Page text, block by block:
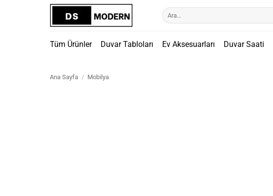
Ara:
Tüm Ürünler Duvar Tabloları Ev Aksesuarları Duvar Saati
Ana Sayfa / Mobilya